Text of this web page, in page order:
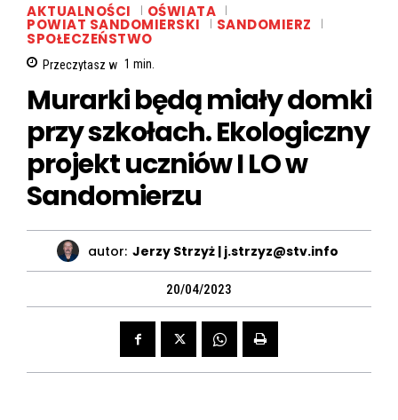
AKTUALNOŚCI OŚWIATA
POWIAT SANDOMIERSKI SANDOMIERZ
SPOŁECZEŃSTWO
Przeczytasz w 1 min.
Murarki będą miały domki
przy szkołach. Ekologiczny
projekt uczniów I LO w
Sandomierzu
autor: Jerzy Strzyż | j.strzyz@stv.info
20/04/2023